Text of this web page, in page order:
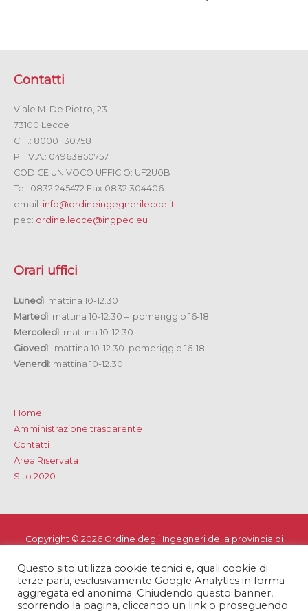
Contatti
Viale M. De Pietro, 23
73100 Lecce
C.F.: 80001130758
P. I.V.A.: 04963850757
CODICE UNIVOCO UFFICIO: UF2U0B
Tel. 0832 245472 Fax 0832 304406
email: info@ordineingegnerilecce.it
pec: ordine.lecce@ingpec.eu
Orari uffici
Lunedì: mattina 10-12.30
Martedì: mattina 10-12.30 – pomeriggio 16-18
Mercoledì: mattina 10-12.30
Giovedì: mattina 10-12.30 pomeriggio 16-18
Venerdì: mattina 10-12.30
Home
Amministrazione trasparente
Contatti
Area Riservata
Sito 2020
Copyright © 2026 Ordine degli Ingegneri della provincia di
Privacy e Cookie Policy-Note Legali -Dichiarazione di
accessibilità
Questo sito utilizza cookie tecnici e, quali cookie di
terze parti, esclusivamente Google Analytics in forma
aggregata ed anonima. Chiudendo questo banner,
scorrendo la pagina, cliccando un link o proseguendo